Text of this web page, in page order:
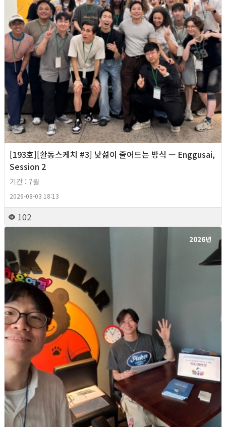
[193호][활동스케치 #3] 낯섦이 줄어드는 방식 — Enggusai,
Session 2
기간 : 7월
2026-08-03 18:13
102
2026년